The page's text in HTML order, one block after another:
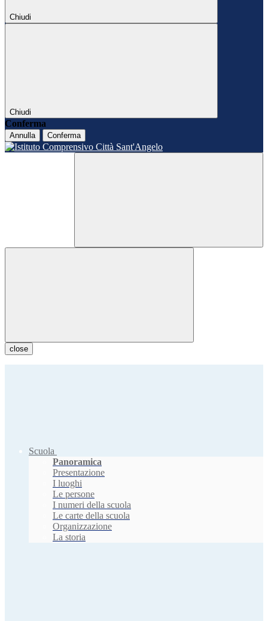
Chiudi
Chiudi
Conferma
Annulla Conferma
close
Scuola
Panoramica
Presentazione
I luoghi
Le persone
I numeri della scuola
Le carte della scuola
Organizzazione
La storia